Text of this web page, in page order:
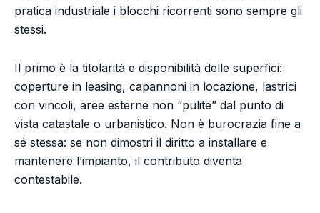
pratica industriale i blocchi ricorrenti sono sempre gli
stessi.
Il primo è la titolarità e disponibilità delle superfici:
coperture in leasing, capannoni in locazione, lastrici
con vincoli, aree esterne non “pulite” dal punto di
vista catastale o urbanistico. Non è burocrazia fine a
sé stessa: se non dimostri il diritto a installare e
mantenere l’impianto, il contributo diventa
contestabile.